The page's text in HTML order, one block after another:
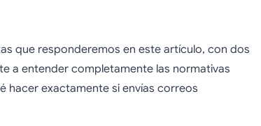
que responderemos en este artículo, con dos
a entender completamente las normativas
hacer exactamente si envías correos